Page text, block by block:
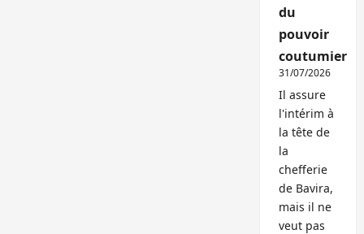
du
pouvoir
coutumier
31/07/2026
Il assure
l'intérim à
la tête de
la
chefferie
de Bavira,
mais il ne
veut pas